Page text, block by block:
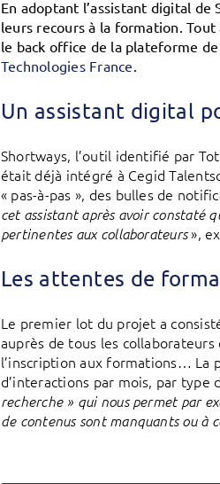
En adoptant l’assistant digital
leurs recours à la formation.
le back office de la plateforme
Technologies France.
Un assistant digital
Shortways, l’outil identifié par
était déjà intégré à Cegid
« pas-à-pas », des bulles de
cet assistant après avoir constaté
pertinentes aux collaborateurs»,
Les attentes de
Le premier lot du projet a
auprès de tous les
l’inscription aux formations… La
d’interactions par mois, par
recherche » qui nous permet par
de contenus sont manquants ou à